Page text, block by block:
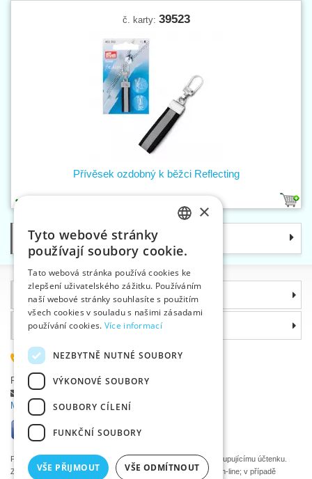
č. karty: 39523
Přívěsek ozdobný k běžci Reflecting
Kategorie
Informace
Proč si zvolit právě nás
585 051 217
Plzeňská 868, 783 91 Uničov, Česká republika
Položit dotaz
Máte problémy s přihlášením ?
Podle zákona o evidenci tržeb je prodávající povinen vystavit kupujícímu účtenku.
Zároveň je povinen zaevidovat přijatou tržbu u správce daně on-line; v případě
ENGLISH
GERMAN
×
Tyto webové stránky
používají soubory cookie.
Tato webová stránka používá cookies ke
zlepšení uživatelského zážitku. Používáním
naší webové stránky souhlasíte s použitím
všech cookies v souladu s našimi zásadami
používání cookies. Více informací
NEZBYTNĚ NUTNÉ SOUBORY
VÝKONOVÉ SOUBORY
SOUBORY CÍLENÍ
FUNKČNÍ SOUBORY
VŠE PŘIJMOUT VŠE ODMÍTNOUT